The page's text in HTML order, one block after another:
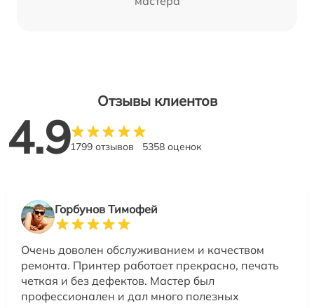
Отзывы клиентов
4.91799 отзывов 5358 оценок
Горбунов Тимофей
Очень доволен обслуживанием и качеством
ремонта. Принтер работает прекрасно, печать
четкая и без дефектов. Мастер был
профессионален и дал много полезных